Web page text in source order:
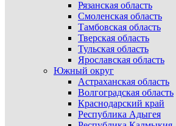
Рязанская область
Смоленская область
Тамбовская область
Тверская область
Тульская область
Ярославская область
Южный округ
Астраханская область
Волгоградская область
Краснодарский край
Республика Адыгея